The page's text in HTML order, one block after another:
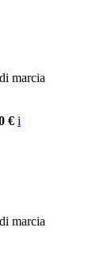
marcia
€ i
marcia